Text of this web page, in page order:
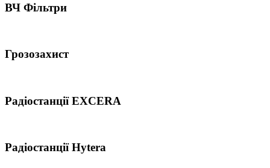
ВЧ Фільтри
Грозозахист
Радіостанції EXCERA
Радіостанції Hytera